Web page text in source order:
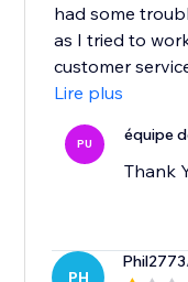
had some
as I tried to
customer
Lire plus
PU équipe
Thank
PH
Phil2773